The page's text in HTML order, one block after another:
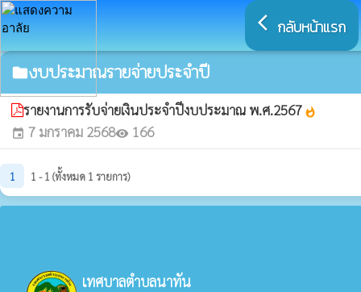
arrow_back_ios กลับหน้าแรก
folderงบประมาณรายจ่ายประจำปี
รายงานการรับจ่ายเงินประจำปีงบประมาณ พ.ศ.2567 whatshot
event 7 มกราคม 2568visibility 166
1 1 - 1 (ทั้งหมด 1 รายการ)
เทศบาลตำบลนาทัน